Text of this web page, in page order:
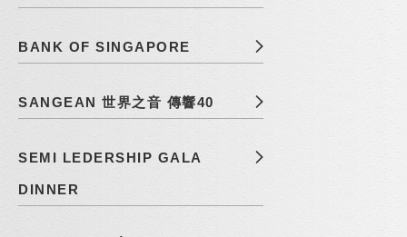
BANK OF SINGAPORE
SANGEAN 世界之音 傳響40
SEMI LEDERSHIP GALA
DINNER